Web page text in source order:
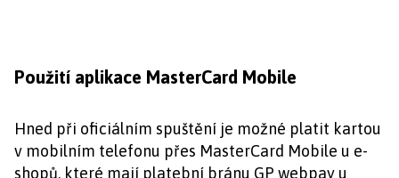
Použití aplikace MasterCard Mobile
Hned při oficiálním spuštění je možné platit kartou
v mobilním telefonu přes MasterCard Mobile u e-
shopů, které mají platební bránu GP webpay u